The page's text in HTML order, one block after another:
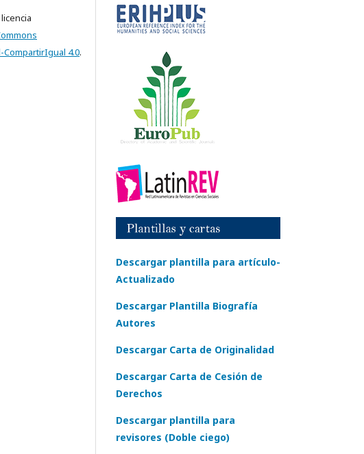
CompartirIgual 4.0.
Descargar plantilla para artículo-
Actualizado
Descargar Plantilla Biografía
Autores
Descargar Carta de Originalidad
Descargar Carta de Cesión de
Derechos
Descargar plantilla para
revisores (Doble ciego)